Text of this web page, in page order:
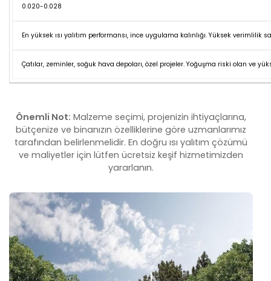
0.020-0.028
En yüksek ısı yalıtım performansı, ince uygulama kalınlığı. Yüksek verimlilik
Çatılar, zeminler, soğuk hava depoları, özel projeler. Yoğuşma riski olan ve
Önemli Not: Malzeme seçimi, projenizin ihtiyaçlarına,
bütçenize ve binanızın özelliklerine göre uzmanlarımız
tarafından belirlenmelidir. En doğru ısı yalıtım çözümü
ve maliyetler için lütfen ücretsiz keşif hizmetimizden
yararlanın.